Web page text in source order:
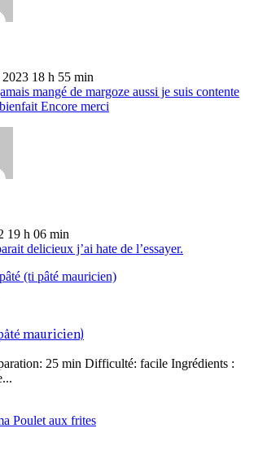
18 h 55 min
mangé de margoze aussi je suis contente
Encore merci
19 h 06 min
delicieux j’ai hate de l’essayer.
mauricien)
25 min Difficulté: facile Ingrédients :